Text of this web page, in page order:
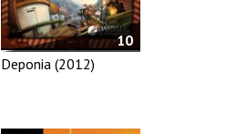
10
Deponia (2012)